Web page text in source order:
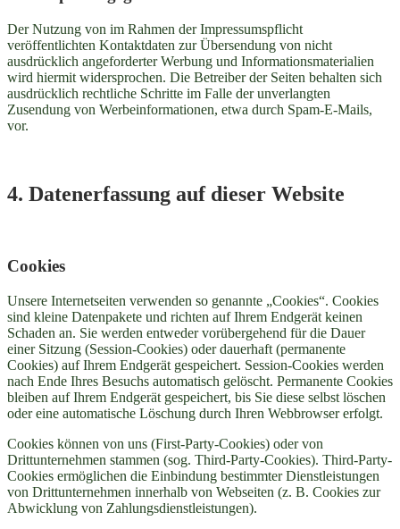
Der Nutzung von im Rahmen der Impressumspflicht
veröffentlichten Kontaktdaten zur Übersendung von nicht
ausdrücklich angeforderter Werbung und Informationsmaterialien
wird hiermit widersprochen. Die Betreiber der Seiten behalten sich
ausdrücklich rechtliche Schritte im Falle der unverlangten
Zusendung von Werbeinformationen, etwa durch Spam-E-Mails,
vor.
4. Datenerfassung auf dieser Website
Cookies
Unsere Internetseiten verwenden so genannte „Cookies“. Cookies
sind kleine Datenpakete und richten auf Ihrem Endgerät keinen
Schaden an. Sie werden entweder vorübergehend für die Dauer
einer Sitzung (Session-Cookies) oder dauerhaft (permanente
Cookies) auf Ihrem Endgerät gespeichert. Session-Cookies werden
nach Ende Ihres Besuchs automatisch gelöscht. Permanente Cookies
bleiben auf Ihrem Endgerät gespeichert, bis Sie diese selbst löschen
oder eine automatische Löschung durch Ihren Webbrowser erfolgt.
Cookies können von uns (First-Party-Cookies) oder von
Drittunternehmen stammen (sog. Third-Party-Cookies). Third-Party-
Cookies ermöglichen die Einbindung bestimmter Dienstleistungen
von Drittunternehmen innerhalb von Webseiten (z. B. Cookies zur
Abwicklung von Zahlungsdienstleistungen).